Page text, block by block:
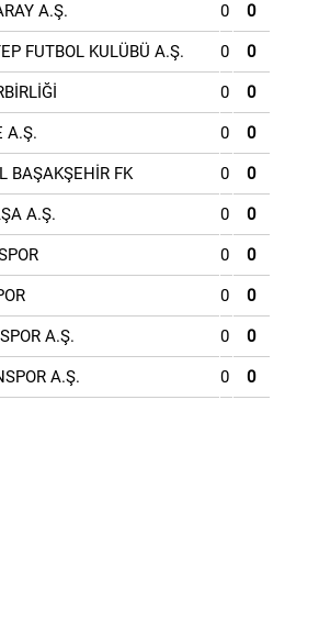
A.Ş. 0 0
FUTBOL KULÜBÜ A.Ş. 0 0
0 0
A.Ş. 0 0
BAŞAKŞEHİR FK 0 0
A.Ş. 0 0
0 0
0 0
A.Ş. 0 0
A.Ş. 0 0